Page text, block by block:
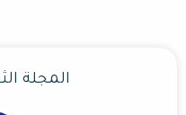
المجلة